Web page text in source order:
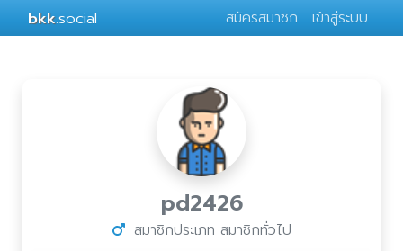
bkk.social สมัครสมาชิก เข้าสู่ระบบ
pd2426
สมาชิกประเภท สมาชิกทั่วไป